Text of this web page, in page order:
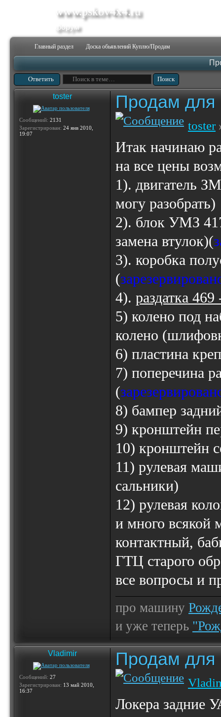
www.pskov4x4.ru
форум
Главный раздел Доска обьявлений Куплю/Продам
Ответить
toster
Сообщений: 2131
Зарегистрирован: 24 янв 2010,
19:07
Продам
toster
Итак начинаю
на все цены
1). двигатель
могу разобрать)
2). блок УМЗ
замена втулок)(
3). коробка
(
4). раздатка
5) колено под
колено
6) пластина
7) поперечина
(
8) бампер
9) кронштейн
10) кронштейн
11) рулевая
сальники)
12) рулевая
и много всякой
контактный,
ГТЦ старого
все вопросы и
про машину
и уже теперь
Vladimir
Сообщений: 27
Зарегистрирован: 13 май 2010,
16:37
Продам
Локера задние